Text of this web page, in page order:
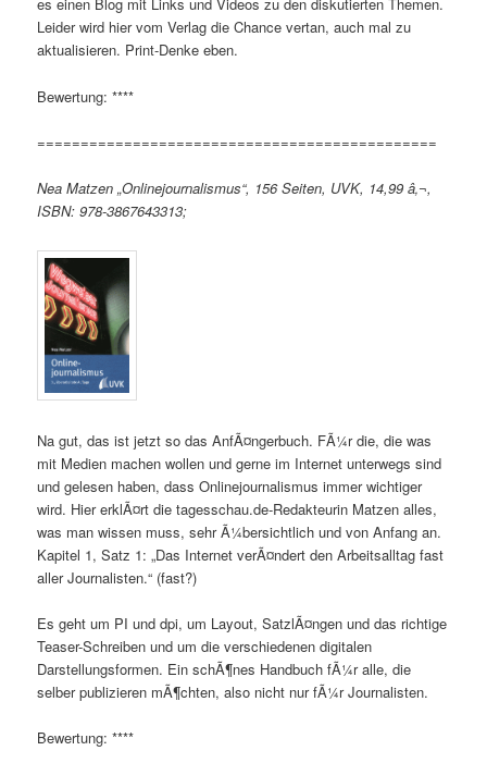
es einen Blog mit Links und Videos zu den diskutierten Themen.
Leider wird hier vom Verlag die Chance vertan, auch mal zu
aktualisieren. Print-Denke eben.
Bewertung: ****
==============================================
Nea Matzen „Onlinejournalismus“, 156 Seiten, UVK, 14,99 â‚¬,
ISBN: 978-3867643313;
Na gut, das ist jetzt so das AnfÃ¤ngerbuch. FÃ¼r die, die was
mit Medien machen wollen und gerne im Internet unterwegs sind
und gelesen haben, dass Onlinejournalismus immer wichtiger
wird. Hier erklÃ¤rt die tagesschau.de-Redakteurin Matzen alles,
was man wissen muss, sehr Ã¼bersichtlich und von Anfang an.
Kapitel 1, Satz 1: „Das Internet verÃ¤ndert den Arbeitsalltag fast
aller Journalisten.“ (fast?)
Es geht um PI und dpi, um Layout, SatzlÃ¤ngen und das richtige
Teaser-Schreiben und um die verschiedenen digitalen
Darstellungsformen. Ein schÃ¶nes Handbuch fÃ¼r alle, die
selber publizieren mÃ¶chten, also nicht nur fÃ¼r Journalisten.
Bewertung: ****